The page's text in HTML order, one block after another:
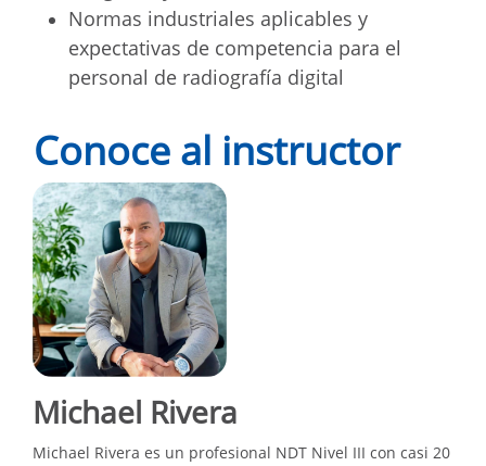
Normas industriales aplicables y
expectativas de competencia para el
personal de radiografía digital
Conoce al instructor
Michael Rivera
Michael Rivera es un profesional NDT Nivel III con casi 20